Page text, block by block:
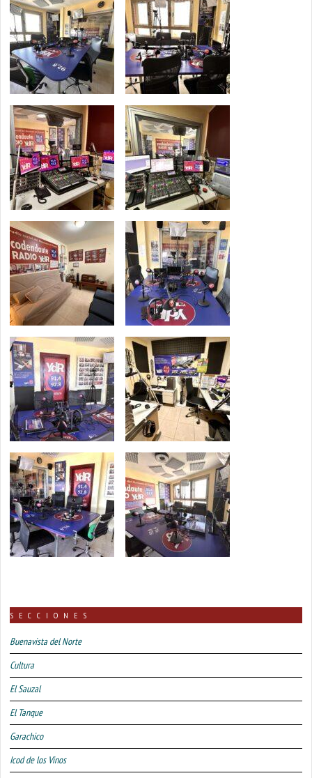
SECCIONES
Buenavista del Norte
Cultura
El Sauzal
El Tanque
Garachico
Icod de los Vinos